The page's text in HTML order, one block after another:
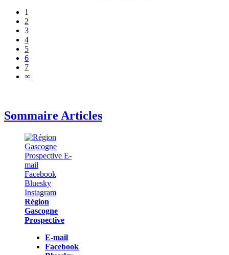
1
2
3
4
5
6
7
∞
Sommaire Articles
Région
Gascogne
Prospective
E-mail
Facebook